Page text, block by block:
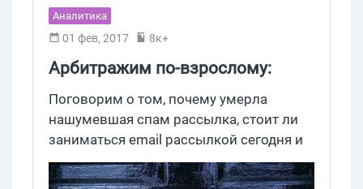
Аналитика
01 фев, 2017 8к+
Арбитражим по-взрослому:
современная работа с email
рассылкой
Поговорим о том, почему умерла
нашумевшая спам рассылка, стоит ли
заниматься email рассылкой сегодня и
как письма помогают привлечь и
активизировать клиентов.